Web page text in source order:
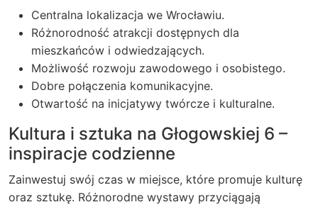
Centralna lokalizacja we Wrocławiu.
Różnorodność atrakcji dostępnych dla
mieszkańców i odwiedzających.
Możliwość rozwoju zawodowego i osobistego.
Dobre połączenia komunikacyjne.
Otwartość na inicjatywy twórcze i kulturalne.
Kultura i sztuka na Głogowskiej 6 –
inspiracje codzienne
Zainwestuj swój czas w miejsce, które promuje kulturę
oraz sztukę. Różnorodne wystawy przyciągają